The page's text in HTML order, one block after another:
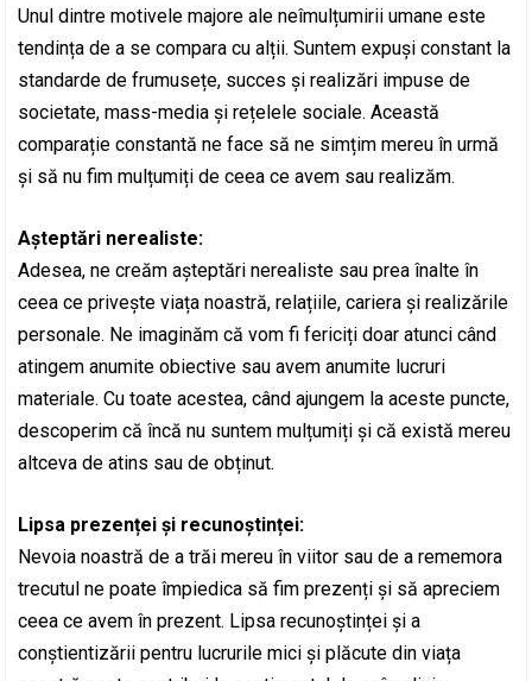
Unul dintre motivele majore ale neîmulțumirii umane este
tendința de a se compara cu alții. Suntem expuși constant la
standarde de frumusețe, succes și realizări impuse de
societate, mass-media și rețelele sociale. Această
comparație constantă ne face să ne simțim mereu în urmă
și să nu fim mulțumiți de ceea ce avem sau realizăm.
Așteptări nerealiste:
Adesea, ne creăm așteptări nerealiste sau prea înalte în
ceea ce privește viața noastră, relațiile, cariera și realizările
personale. Ne imaginăm că vom fi fericiți doar atunci când
atingem anumite obiective sau avem anumite lucruri
materiale. Cu toate acestea, când ajungem la aceste puncte,
descoperim că încă nu suntem mulțumiți și că există mereu
altceva de atins sau de obținut.
Lipsa prezenței și recunoștinței:
Nevoia noastră de a trăi mereu în viitor sau de a rememora
trecutul ne poate împiedica să fim prezenți și să apreciem
ceea ce avem în prezent. Lipsa recunoștinței și a
conștientizării pentru lucrurile mici și plăcute din viața